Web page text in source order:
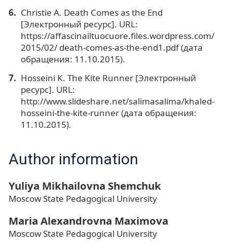
Christie А. Death Comes as the End
[Электронный ресурс]. URL:
https://affascinailtuocuore.files.wordpress.com/
2015/02/ death-comes-as-the-end1.pdf (дата
обращения: 11.10.2015).
Hosseini K. The Kite Runner [Электронный
ресурс]. URL:
http://www.slideshare.net/salimasalima/khaled-
hosseini-the-kite-runner (дата обращения:
11.10.2015).
Author information
Yuliya Mikhailovna Shemchuk
Moscow State Pedagogical University
Maria Alexandrovna Maximova
Moscow State Pedagogical University